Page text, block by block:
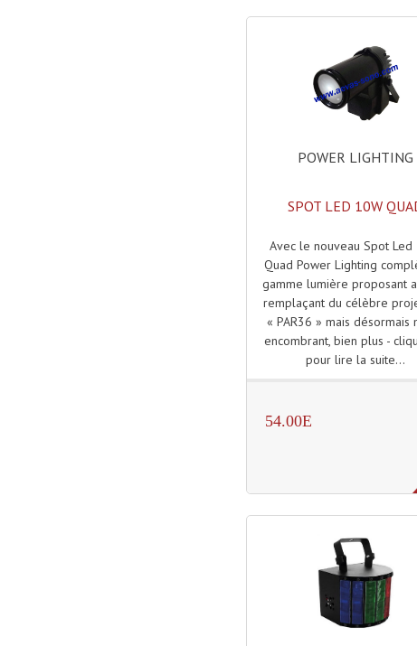
POWER LIGHTING
SPOT LED 10W
Avec le nouveau Spot Led
Quad Power Lighting
gamme lumière proposant
remplaçant du célèbre
« PAR36 » mais désormais
encombrant, bien plus -
pour lire la suite...
54.00E